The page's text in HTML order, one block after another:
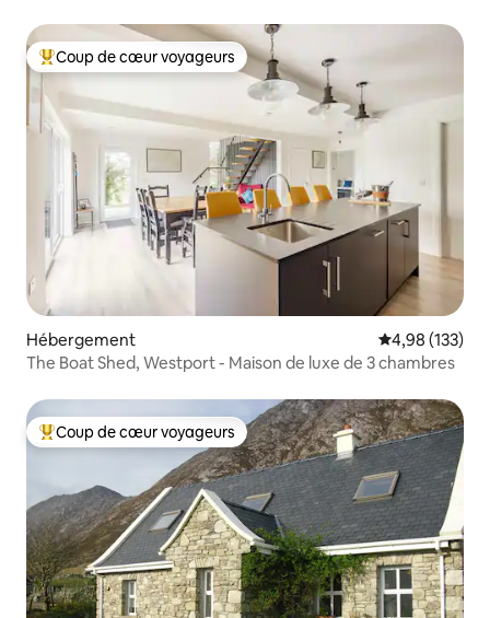
Coups de cœur voyageurs les plus appréciés
Coup de cœur voyageurs
Hébergement Évaluation
4,98 (133)
The Boat Shed, Westport - Maison de luxe de 3 chambres
Coups de cœur voyageurs les plus appréciés
Coup de cœur voyageurs